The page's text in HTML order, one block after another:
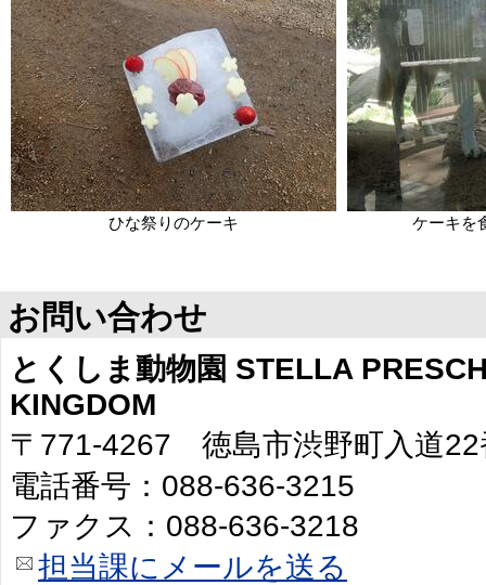
ひな祭りのケーキ ケーキを
お問い合わせ
とくしま動物園 STELLA
KINGDOM
〒771-4267 徳島市渋野町入道22
電話番号：088-636-3215
ファクス：088-636-3218
担当課にメールを送る